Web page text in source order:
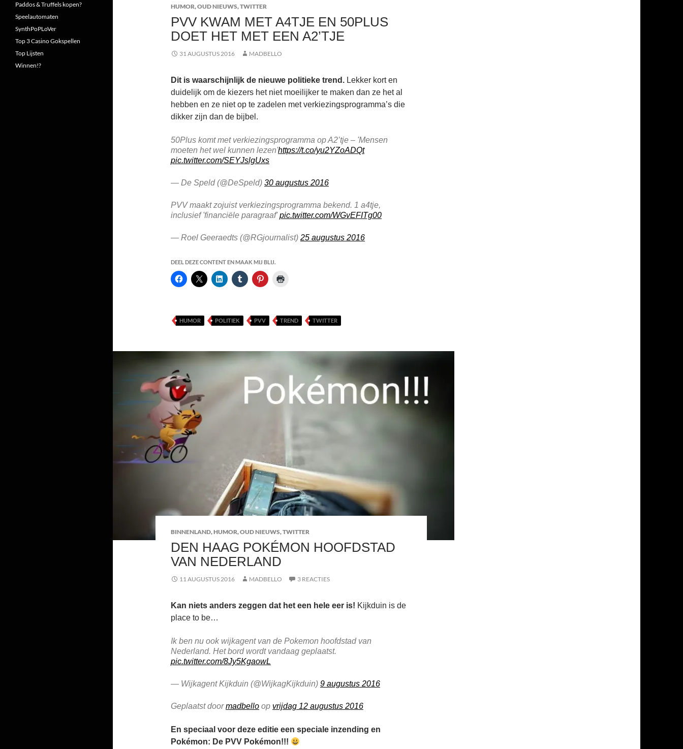
HUMOR,OUD NIEUWS,TWITTER
PVV KWAM MET A4TJE EN 50PLUS
DOET HET MET EEN A2’TJE
31 AUGUSTUS 2016 MADBELLO
Dit is waarschijnlijk de nieuwe politieke trend. Lekker kort en
duidelijk om de kiezers het niet moeilijker te maken dan ze het al
hebben en ze niet op te zadelen met verkiezingsprogramma’s die
dikker zijn dan de bijbel.
50Plus komt met verkiezingsprogramma op A2’tje – 'Mensen
moeten het wel kunnen lezen'https://t.co/yu2YZoADQt
pic.twitter.com/SEYJslgUxs
— De Speld (@DeSpeld) 30 augustus 2016
PVV maakt zojuist verkiezingsprogramma bekend. 1 a4tje,
inclusief 'financiële paragraaf'pic.twitter.com/WGvEFITg00
— Roel Geeraedts (@RGjournalist) 25 augustus 2016
DEEL DEZE CONTENT EN MAAK MIJ BLIJ.
HUMOR POLITIEK PVV TREND TWITTER
BINNENLAND,HUMOR,OUD NIEUWS,TWITTER
DEN HAAG POKÉMON HOOFDSTAD
VAN NEDERLAND
11 AUGUSTUS 2016 MADBELLO 3 REACTIES
Kan niets anders zeggen dat het een hele eer is! Kijkduin is de
place to be…
Ik ben nu ook wijkagent van de Pokemon hoofdstad van
Nederland. Het bord wordt vandaag geplaatst.
pic.twitter.com/8Jy5KgaowL
— Wijkagent Kijkduin (@WijkagKijkduin) 9 augustus 2016
Geplaatst doormadbello op vrijdag 12 augustus 2016
En speciaal voor deze editie een speciale inzending en
Pokémon: De PVV Pokémon!!!
Paddos & Truffels kopen?
Speelautomaten
SynthPoPLoVer
Top 3 Casino Gokspellen
Top Lijsten
Winnen!?